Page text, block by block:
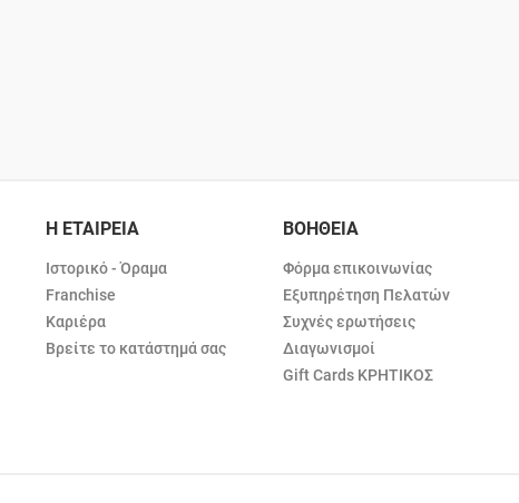
Η ΕΤΑΙΡΕΙΑ
Ιστορικό - Όραμα
Franchise
Καριέρα
Βρείτε το κατάστημά σας
ΒΟΗΘΕΙΑ
Φόρμα επικοινωνίας
Εξυπηρέτηση Πελατών
Συχνές ερωτήσεις
Διαγωνισμοί
Gift Cards ΚΡΗΤΙΚΟΣ